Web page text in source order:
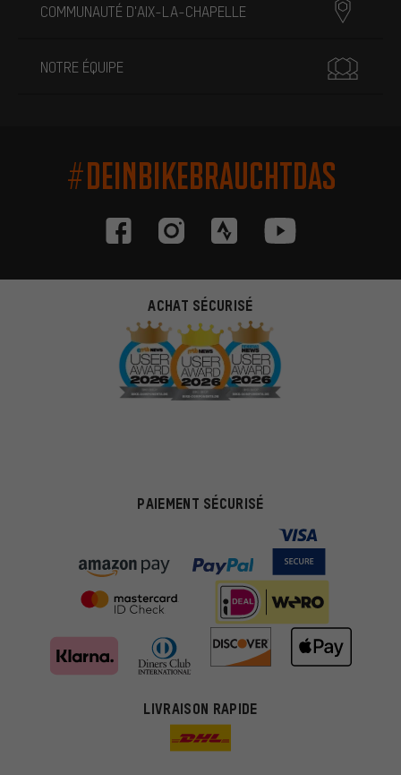
COMMUNAUTÉ D'AIX-LA-CHAPELLE
NOTRE ÉQUIPE
#DEINBIKEBRAUCHTDAS
ACHAT SÉCURISÉ
PAIEMENT SÉCURISÉ
LIVRAISON RAPIDE